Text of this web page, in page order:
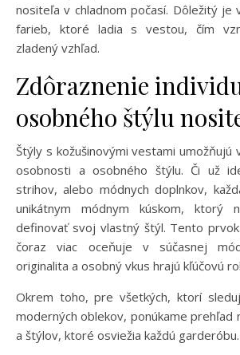
nositeľa v chladnom počasí. Dôležitý je
farieb, ktoré ladia s vestou, čím
zladený vzhľad.
Zdôraznenie
osobného štýlu
Štýly s kožušinovými vestami umožňujú
osobnosti a osobného štýlu. Či už
strihov, alebo módnych doplnkov,
unikátnym módnym kúskom, ktorý
definovať svoj vlastný štýl. Tento prvok
čoraz viac oceňuje v súčasnej
originalita a osobný vkus hrajú kľúčovú
Okrem toho, pre všetkých, ktorí
moderných oblekov, ponúkame prehľad
a štýlov, ktoré osviežia každú garderóbu.